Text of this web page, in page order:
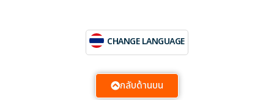
CHANGE LANGUAGE
กลับด้านบน